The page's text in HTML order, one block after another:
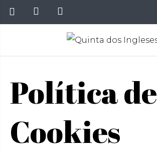
Política de
Cookies